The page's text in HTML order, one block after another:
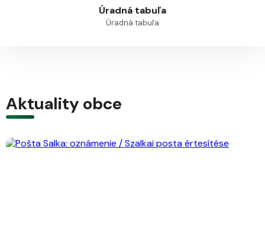
Úradná tabuľa
Úradná tabuľa
Aktuality obce